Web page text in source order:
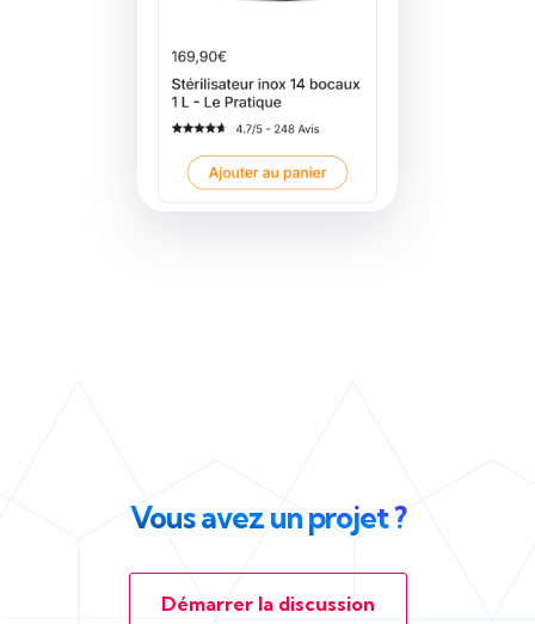
Vous avez un projet ?
Démarrer la discussion